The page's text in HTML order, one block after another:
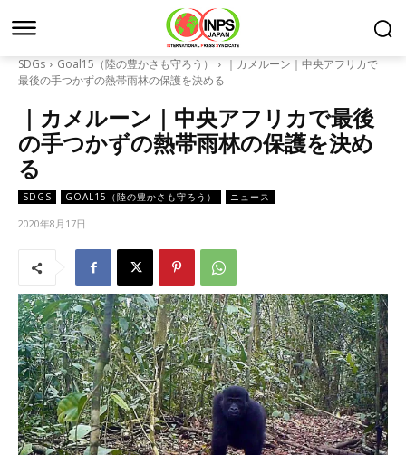
SDGs Goal15（陸の豊かさも守ろう）
｜カメルーン｜中央アフリカで
最後の手つかずの熱帯雨林の保護を決める
｜カメルーン｜中央アフリカで最後
の手つかずの熱帯雨林の保護を決め
る
SDGS GOAL15（陸の豊かさも守ろう） ニュース
2020年8月17日